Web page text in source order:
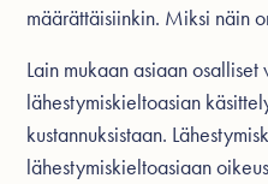
määrättäisiinkin. Miksi näin
Lain mukaan asiaan osalliset
lähestymiskieltoasian
kustannuksistaan.
lähestymiskieltoasiaan